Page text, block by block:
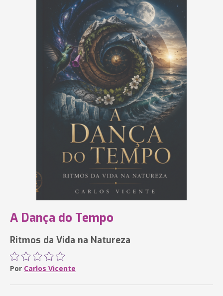
A Dança do Tempo
Ritmos da Vida na Natureza
Por Carlos Vicente